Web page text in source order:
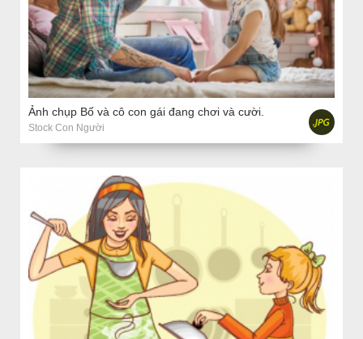
Ảnh chụp Bố và cô con gái đang chơi và cười.
Stock Con Người